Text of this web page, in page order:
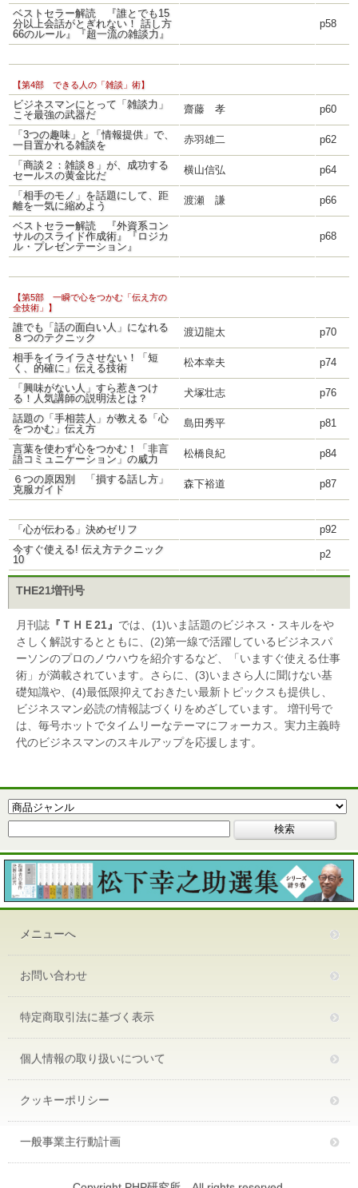
ベストセラー解読 『誰とでも15
分以上会話がとぎれない！ 話し方
66のルール』『超一流の雑談力』
p58
【第4部 できる人の「雑談」術】
ビジネスマンにとって「雑談力」
こそ最強の武器だ
齋藤 孝 p60
「3つの趣味」と「情報提供」で、
一目置かれる雑談を
赤羽雄二 p62
「商談２：雑談８」が、成功する
セールスの黄金比だ
横山信弘 p64
「相手のモノ」を話題にして、距
離を一気に縮めよう
渡瀬 謙 p66
ベストセラー解読 『外資系コン
サルのスライド作成術』『ロジカ
ル・プレゼンテーション』
p68
【第5部 一瞬で心をつかむ「伝え方の
全技術」】
誰でも「話の面白い人」になれる
８つのテクニック
渡辺龍太 p70
相手をイライラさせない！「短
く、的確に」伝える技術
松本幸夫 p74
「興味がない人」すら惹きつけ
る！人気講師の説明法とは？
犬塚壮志 p76
話題の「手相芸人」が教える「心
をつかむ」伝え方
島田秀平 p81
言葉を使わず心をつかむ！「非言
語コミュニケーション」の威力
松橋良紀 p84
６つの原因別 「損する話し方」
克服ガイド
森下裕道 p87
「心が伝わる」決めゼリフ
p92
今すぐ使える! 伝え方テクニック
10
p2
THE21増刊号
月刊誌 『ＴＨＥ21』 では、(1)いま話題のビジネス・スキルをや
さしく解説するとともに、(2)第一線で活躍しているビジネスパ
ーソンのプロのノウハウを紹介するなど、「いますぐ使える仕事
術」が満載されています。さらに、(3)いまさら人に聞けない基
礎知識や、(4)最低限抑えておきたい最新トピックスも提供し、
ビジネスマン必読の情報誌づくりをめざしています。 増刊号で
は、毎号ホットでタイムリーなテーマにフォーカス。実力主義時
代のビジネスマンのスキルアップを応援します。
メニューへ
お問い合わせ
特定商取引法に基づく表示
個人情報の取り扱いについて
クッキーポリシー
一般事業主行動計画